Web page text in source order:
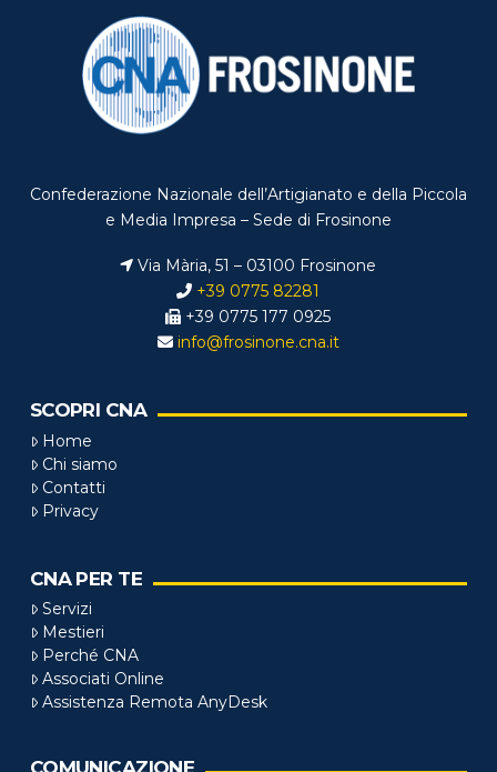
Confederazione Nazionale dell’Artigianato e della Piccola
e Media Impresa – Sede di Frosinone
Via Mària, 51 – 03100 Frosinone
+39 0775 82281
+39 0775 177 0925
info@frosinone.cna.it
SCOPRI CNA
Home
Chi siamo
Contatti
Privacy
CNA PER TE
Servizi
Mestieri
Perché CNA
Associati Online
Assistenza Remota AnyDesk